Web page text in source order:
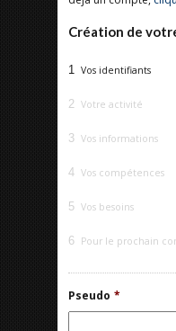
Création de
1 Vos identifiants
2 Votre activité
3 Vos informations
4 Vos compétences
5 Vos besoins
6 Pour le prochain
Pseudo *